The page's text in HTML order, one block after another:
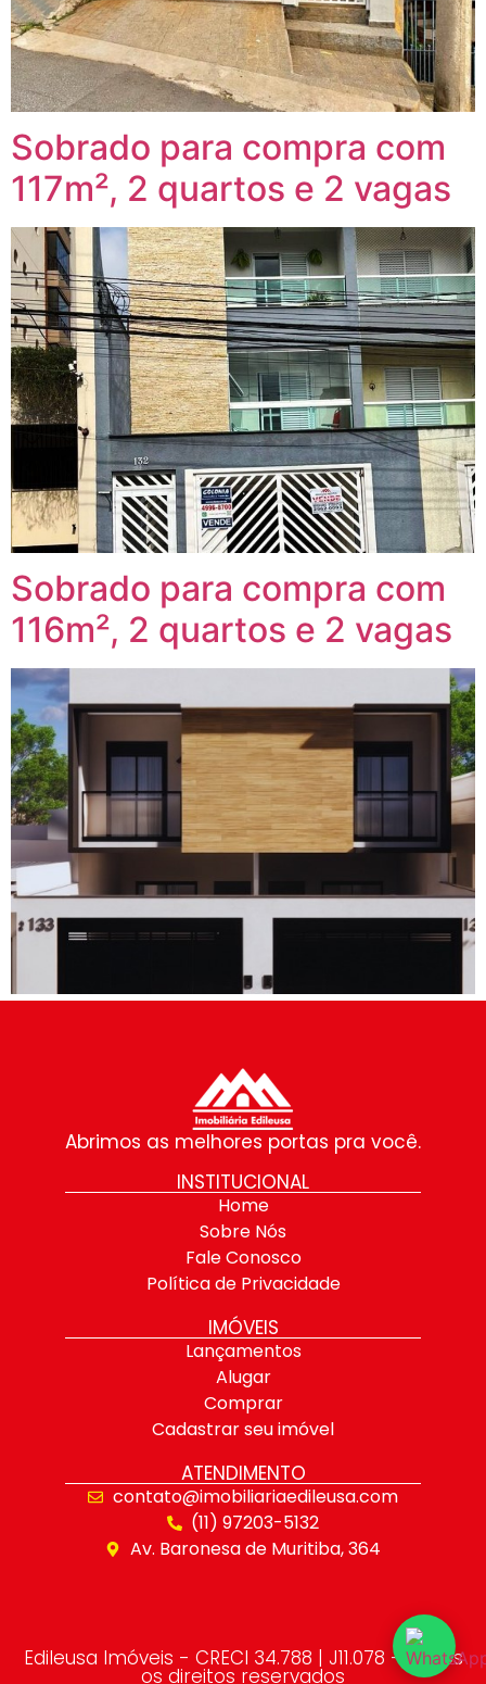
Sobrado para compra com
117m², 2 quartos e 2 vagas
Sobrado para compra com
116m², 2 quartos e 2 vagas
Abrimos as melhores portas pra você.
INSTITUCIONAL
Home
Sobre Nós
Fale Conosco
Política de Privacidade
IMÓVEIS
Lançamentos
Alugar
Comprar
Cadastrar seu imóvel
ATENDIMENTO
contato@imobiliariaedileusa.com
(11) 97203-5132
Av. Baronesa de Muritiba, 364
Edileusa Imóveis - CRECI 34.788 | J11.078 - Todos
os direitos reservados